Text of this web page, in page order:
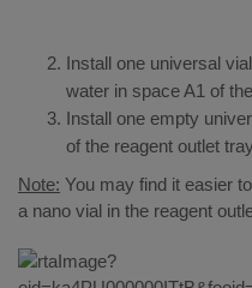
Install one universal
water in space A1 of
Install one empty
of the reagent outlet
Note: You may find it easier
a nano vial in the reagent